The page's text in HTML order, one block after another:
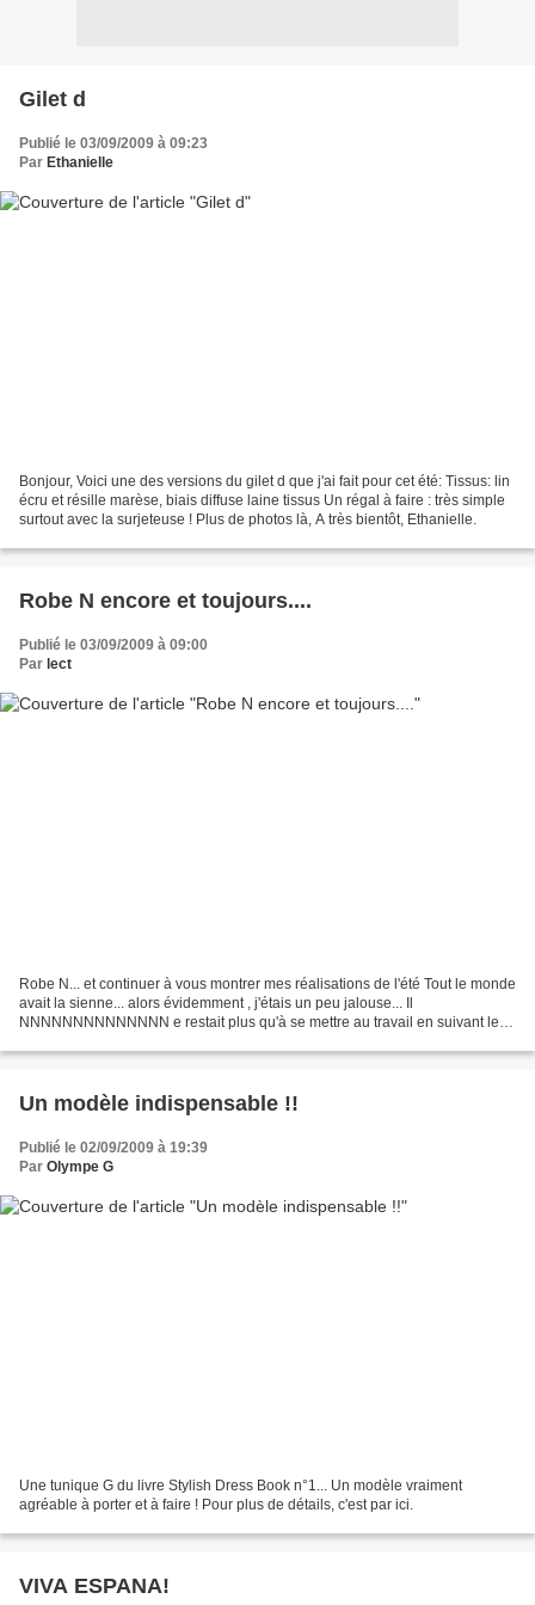
Gilet d
Publié le 03/09/2009 à 09:23
Par Ethanielle
Bonjour, Voici une des versions du gilet d que j'ai fait pour cet été: Tissus: lin
écru et résille marèse, biais diffuse laine tissus Un régal à faire : très simple
surtout avec la surjeteuse ! Plus de photos là, A très bientôt, Ethanielle.
Robe N encore et toujours....
Publié le 03/09/2009 à 09:00
Par lect
Robe N... et continuer à vous montrer mes réalisations de l'été Tout le monde
avait la sienne... alors évidemment , j'étais un peu jalouse... Il
NNNNNNNNNNNNNN e restait plus qu'à se mettre au travail en suivant les
Un modèle indispensable !!
Publié le 02/09/2009 à 19:39
Par Olympe G
Une tunique G du livre Stylish Dress Book n°1... Un modèle vraiment
agréable à porter et à faire ! Pour plus de détails, c'est par ici.
VIVA ESPANA!